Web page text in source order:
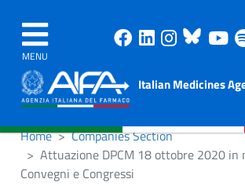
MENU
Facebook
Linkedin
Italian Medicines
Home
Companies Section
Attuazione DPCM 18 ottobre 2020 in
Convegni e Congressi